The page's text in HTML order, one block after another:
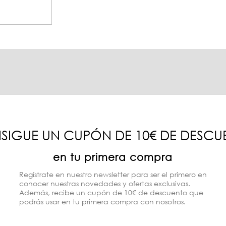
UN CUPÓN DE 10€ DE
en tu primera compra
Regístrate en nuestro newsletter para ser el primero en
conocer nuestras novedades y ofertas exclusivas.
Además, recibe un cupón de 10€ de descuento que
podrás usar en tu primera compra con nosotros.